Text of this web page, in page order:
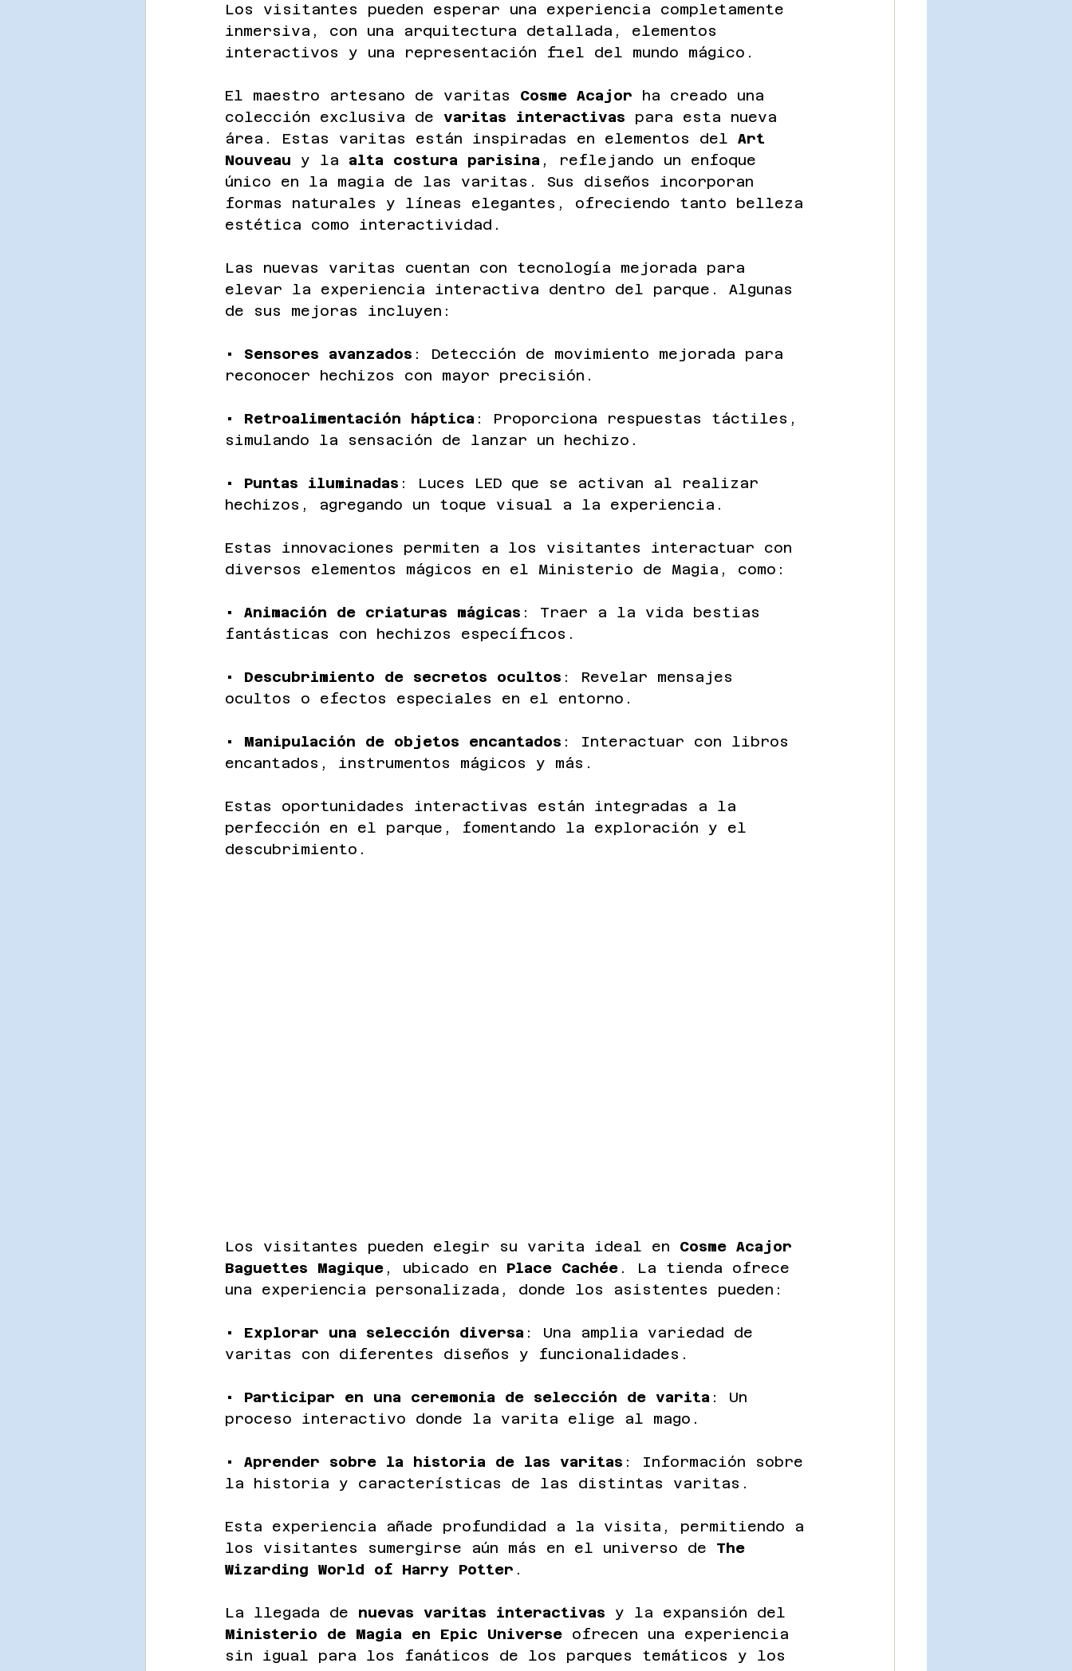
Los visitantes pueden esperar una experiencia completamente
inmersiva, con una arquitectura detallada, elementos
interactivos y una representación fiel del mundo mágico.
El maestro artesano de varitas Cosme Acajor ha creado una
colección exclusiva de varitas interactivas para esta nueva
área. Estas varitas están inspiradas en elementos del Art
Nouveau y la alta costura parisina , reflejando un enfoque
único en la magia de las varitas. Sus diseños incorporan
formas naturales y líneas elegantes, ofreciendo tanto belleza
estética como interactividad.
Las nuevas varitas cuentan con tecnología mejorada para
elevar la experiencia interactiva dentro del parque. Algunas
de sus mejoras incluyen:
• Sensores avanzados : Detección de movimiento mejorada para
reconocer hechizos con mayor precisión.
• Retroalimentación háptica : Proporciona respuestas táctiles,
simulando la sensación de lanzar un hechizo.
• Puntas iluminadas : Luces LED que se activan al realizar
hechizos, agregando un toque visual a la experiencia.
Estas innovaciones permiten a los visitantes interactuar con
diversos elementos mágicos en el Ministerio de Magia, como:
• Animación de criaturas mágicas : Traer a la vida bestias
fantásticas con hechizos específicos.
• Descubrimiento de secretos ocultos : Revelar mensajes
ocultos o efectos especiales en el entorno.
• Manipulación de objetos encantados : Interactuar con libros
encantados, instrumentos mágicos y más.
Estas oportunidades interactivas están integradas a la
perfección en el parque, fomentando la exploración y el
descubrimiento.
Los visitantes pueden elegir su varita ideal en Cosme Acajor
Baguettes Magique , ubicado en Place Cachée . La tienda ofrece
una experiencia personalizada, donde los asistentes pueden:
• Explorar una selección diversa : Una amplia variedad de
varitas con diferentes diseños y funcionalidades.
• Participar en una ceremonia de selección de varita : Un
proceso interactivo donde la varita elige al mago.
• Aprender sobre la historia de las varitas : Información sobre
la historia y características de las distintas varitas.
Esta experiencia añade profundidad a la visita, permitiendo a
los visitantes sumergirse aún más en el universo de The
Wizarding World of Harry Potter .
La llegada de nuevas varitas interactivas y la expansión del
Ministerio de Magia en Epic Universe ofrecen una experiencia
sin igual para los fanáticos de los parques temáticos y los